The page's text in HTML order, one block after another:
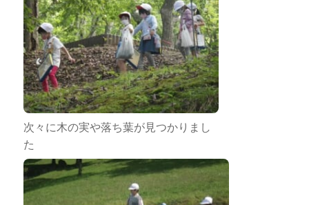
次々に木の実や落ち葉が見つかりまし
た